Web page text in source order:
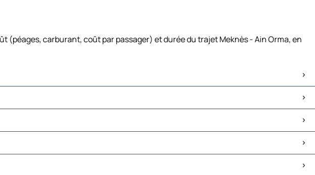
carburant, coût par passager) et durée du trajet Meknès - Ain Orma, en